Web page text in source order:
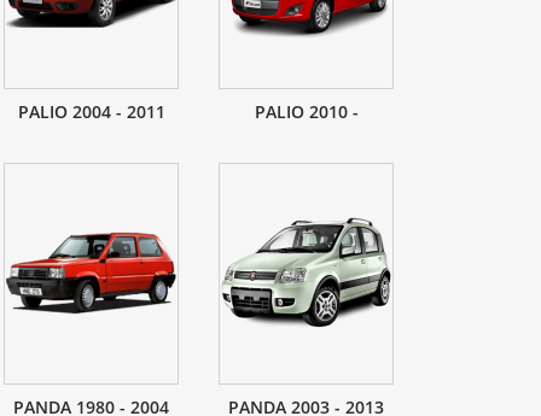
PALIO 2004 - 2011 PALIO 2010 -
PANDA 1980 - 2004 PANDA 2003 - 2013